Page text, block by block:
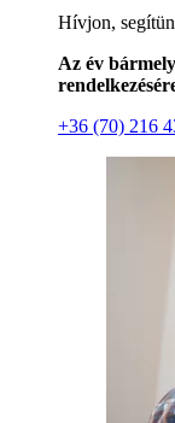
Hívjon,
Az év
+36 (70) 216